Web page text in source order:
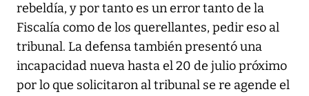
rebeldía, y por tanto es un error tanto de la
Fiscalía como de los querellantes, pedir eso al
tribunal. La defensa también presentó una
incapacidad nueva hasta el 20 de julio próximo
por lo que solicitaron al tribunal se re agende el